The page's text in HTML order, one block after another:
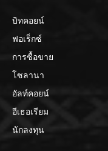
บิทคอยน์
ฟอเร็กซ์
การซื้อขาย
โซลานา
อัลท์คอยน์
อีเธอเรียม
นักลงทุน